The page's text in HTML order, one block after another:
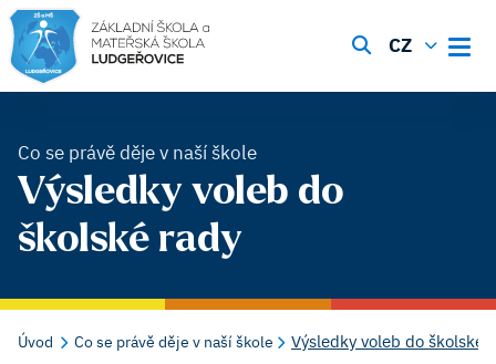
CZ
Co se právě děje v naší škole
Výsledky voleb do
školské rady
Úvod Co se právě děje v naší škole Výsledky voleb do školské